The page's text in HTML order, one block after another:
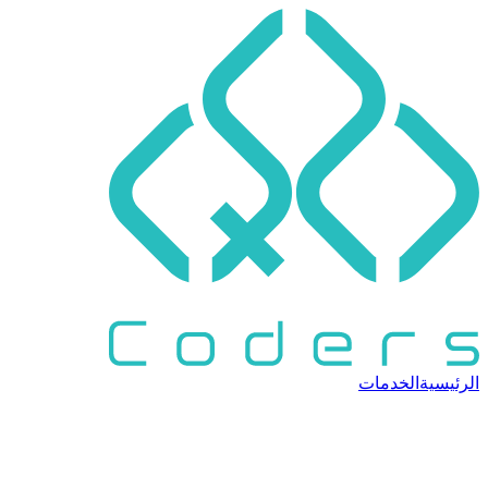
الرئيسية الخدمات